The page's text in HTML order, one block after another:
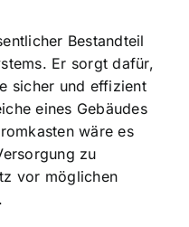
Bestandteil
Er sorgt dafür,
sicher und effizient
eines Gebäudes
wäre es
zu
vor möglichen